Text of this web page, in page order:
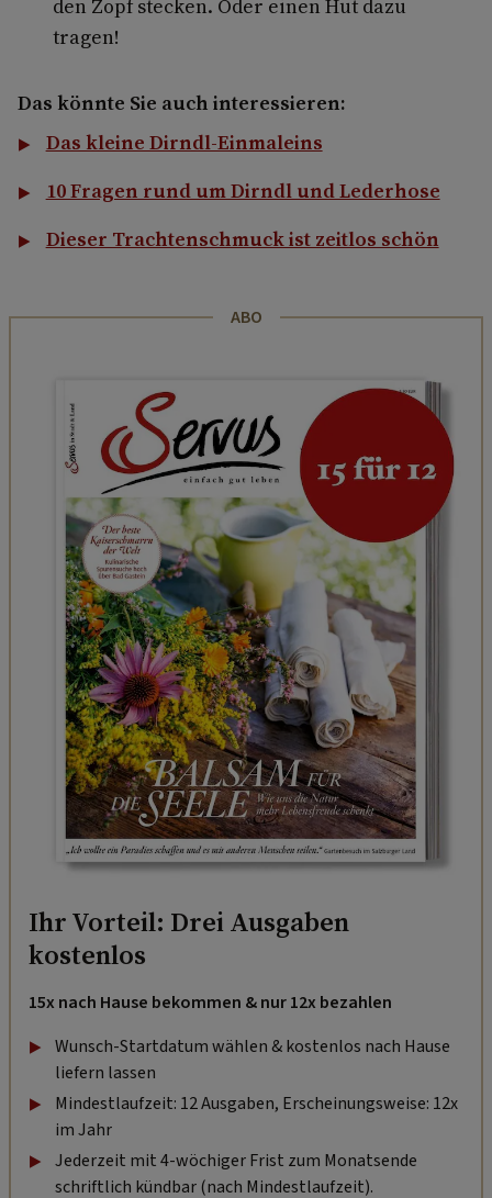
den Zopf stecken. Oder einen Hut dazu
tragen!
Das könnte Sie auch interessieren:
Das kleine Dirndl-Einmaleins
10 Fragen rund um Dirndl und Lederhose
Dieser Trachtenschmuck ist zeitlos schön
ABO
Ihr Vorteil: Drei Ausgaben
kostenlos
15x nach Hause bekommen & nur 12x bezahlen
Wunsch-Startdatum wählen & kostenlos nach Hause
liefern lassen
Mindestlaufzeit: 12 Ausgaben, Erscheinungsweise: 12x
im Jahr
Jederzeit mit 4-wöchiger Frist zum Monatsende
schriftlich kündbar (nach Mindestlaufzeit).